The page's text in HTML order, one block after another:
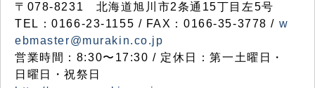
〒078-8231 北海道旭川市2条通15丁目左5号
TEL：0166-23-1155 / FAX：0166-35-3778 / w
ebmaster@murakin.co.jp
営業時間：8:30〜17:30 / 定休日：第一土曜日・
日曜日・祝祭日